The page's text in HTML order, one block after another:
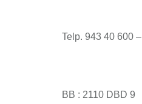
Telp. 943 40 600
BB : 2110 DBD 9